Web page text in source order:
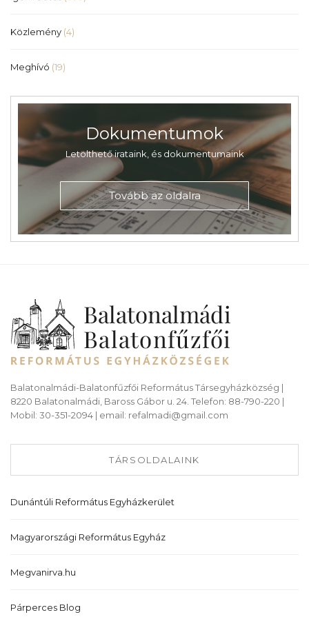
Közlemény (4)
Meghívó (19)
Dokumentumok
Letölthető irataink, és dokumentumaink
Tovább az oldalra
Balatonalmádi-Balatonfűzfői Református Társegyházközség |
8220 Balatonalmádi, Baross Gábor u. 24. Telefon: 88-790-220 |
Mobil: 30-351-2094 | email: refalmadi@gmail.com
TÁRSOLDALAINK
Dunántúli Református Egyházkerület
Magyarországi Református Egyház
Megvanirva.hu
Párperces Blog